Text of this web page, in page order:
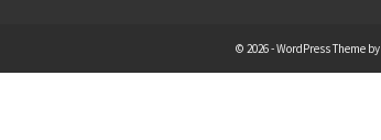
© 2026 - WordPress Theme by